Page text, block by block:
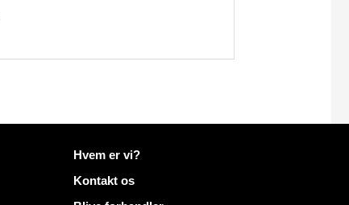
Flere oplysninger på Mailo
Hvem er vi?
Kontakt os